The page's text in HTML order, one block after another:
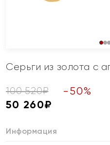
Серьги из золота с
100 520₽ - 50%
50 260₽
Информация